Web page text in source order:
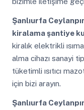
Şanlıurfa
kiralama şantiye
kiralık elektrikli
alma cihazı sanayi
tüketimli ısıtıcı
için bizi arayın.
Şanlıurfa